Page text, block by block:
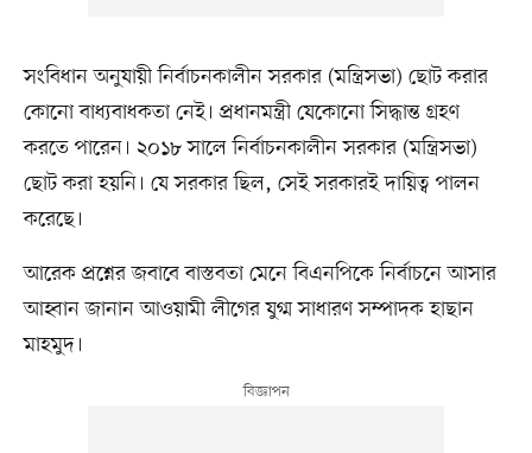
সংবিধান অনুযায়ী নির্বাচনকালীন সরকার (মন্ত্রিসভা) ছোট করার
কোনো বাধ্যবাধকতা নেই। প্রধানমন্ত্রী যেকোনো সিদ্ধান্ত গ্রহণ
করতে পারেন। ২০১৮ সালে নির্বাচনকালীন সরকার (মন্ত্রিসভা)
ছোট করা হয়নি। যে সরকার ছিল, সেই সরকারই দায়িত্ব পালন
করেছে।
আরেক প্রশ্নের জবাবে বাস্তবতা মেনে বিএনপিকে নির্বাচনে আসার
আহ্বান জানান আওয়ামী লীগের যুগ্ম সাধারণ সম্পাদক হাছান
মাহমুদ।